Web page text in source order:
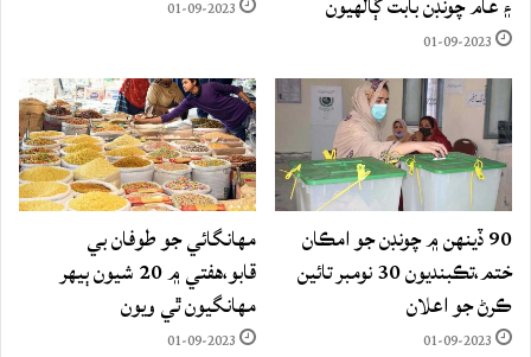
01-09-2023
01-09-2023
90 ڏينهن ۾ چونڊن جو امڪان
ختم،تڪبنديون 30 نومبر تائين
ڪرڻ جو اعلان
01-09-2023
مهانگائي جو طوفان بي
قابو،هفتي ۾ 20 شيون ٻيهر
مهانگيون ٿي ويون
01-09-2023